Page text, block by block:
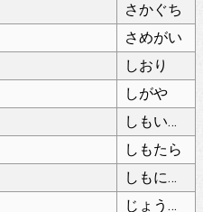
さかぐち
さめがい
しおり
しがや
しもいたなみ
しもたら
しもにゅう
じょうへいじ